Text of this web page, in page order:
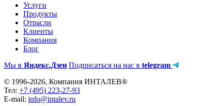
Услуги
Продукты
Отрасли
Клиенты
Компания
Блог
Мы в Яндекс.Дзен Подписаться на нас в telegram
© 1996-2026, Компания ИНТАЛЕВ®
Тел: +7 (495) 223-27-93
E-mail: info@intalev.ru